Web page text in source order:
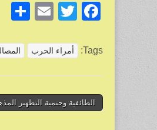
F
c
o
T
tt
E
ail
Tags: أمراء الحرب
Post
الطائفية وحتمية التطهير